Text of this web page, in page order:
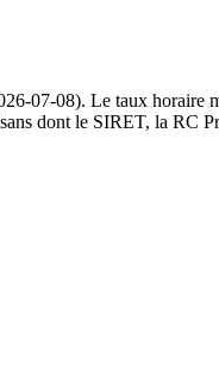
07-08). Le taux horaire
dont le SIRET, la RC